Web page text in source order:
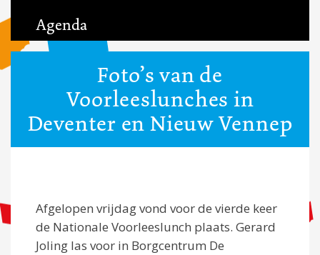
Agenda
Foto’s van de
Voorleeslunches in
Deventer en Nieuw Vennep
Afgelopen vrijdag vond voor de vierde keer
de Nationale Voorleeslunch plaats. Gerard
Joling las voor in Borgcentrum De